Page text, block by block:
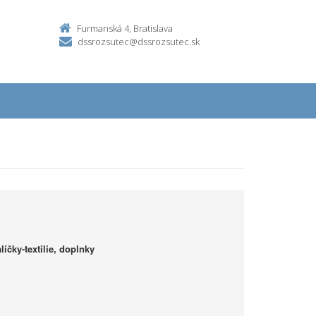
Furmanská 4, Bratislava
dssrozsutec@dssrozsutec.sk
textilie, doplnky